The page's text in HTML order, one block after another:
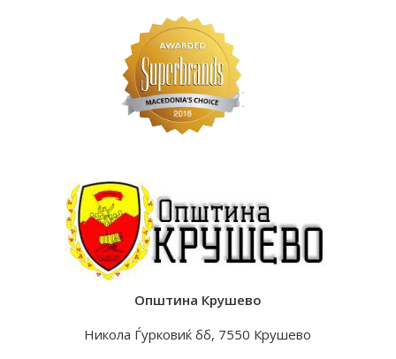
Општина Крушево
Никола Ѓурковиќ бб, 7550 Крушево